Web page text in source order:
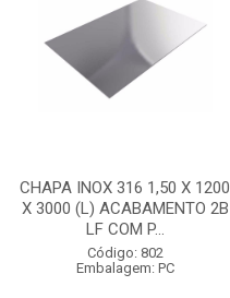
CHAPA INOX 316 1,50 X 1200
X 3000 (L) ACABAMENTO 2B
LF COM P...
Código: 802
Embalagem: PC